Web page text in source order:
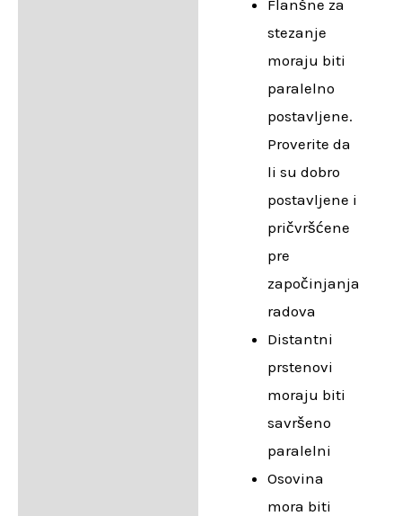
Flanšne za
stezanje
moraju biti
paralelno
postavljene.
Proverite da
li su dobro
postavljene i
pričvršćene
pre
započinjanja
radova
Distantni
prstenovi
moraju biti
savršeno
paralelni
Osovina
mora biti